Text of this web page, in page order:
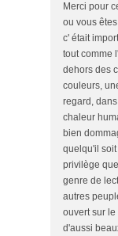
Merci pour
ou vous
c' était
tout comme
dehors des
couleurs,
regard,
chaleur
bien
quelqu'il soit
privilège
genre de
autres
ouvert sur
d'aussi